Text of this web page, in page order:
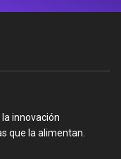
innovación
que la alimentan.